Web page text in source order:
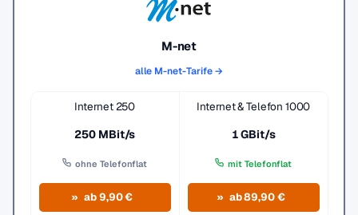
M-net
alle M-net-Tarife →
Internet 250
250 MBit/s
ohne Telefonflat
ab 9,90 €
Internet & Telefon 1000
1 GBit/s
mit Telefonflat
ab 89,90 €